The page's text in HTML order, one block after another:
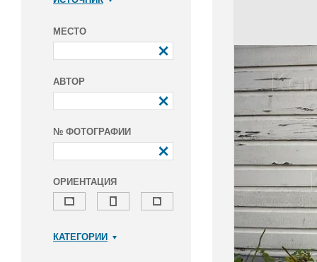
МЕСТО
АВТОР
№ ФОТОГРАФИИ
ОРИЕНТАЦИЯ
КАТЕГОРИИ